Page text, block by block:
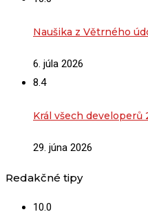
Naušika z Větrného
6. júla 2026
8.4
Král všech developerů
29. júna 2026
Redakčné tipy
10.0